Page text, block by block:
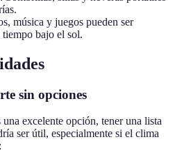
música y juegos pueden ser
tiempo bajo el sol.
sin opciones
excelente opción, tener una lista
ser útil, especialmente si el clima